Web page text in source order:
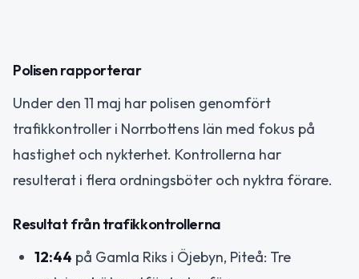
Polisen rapporterar
Under den 11 maj har polisen genomfört
trafikkontroller i Norrbottens län med fokus på
hastighet och nykterhet. Kontrollerna har
resulterat i flera ordningsböter och nyktra förare.
Resultat från trafikkontrollerna
12:44 på Gamla Riks i Öjebyn, Piteå: Tre